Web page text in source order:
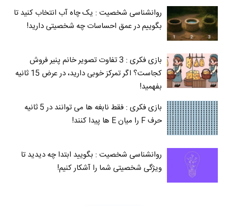
روانشناسی شخصیت : یک چاه آب انتخاب کنید تا
بگوییم در عمق احساسات چه شخصیتی دارید!
بازی فکری : 3 تفاوت تصویر خانم پنیر فروش
کجاست؟ اگر تمرکز خوبی دارید، در عرض 15 ثانیه
بفهمید!
بازی فکری : فقط نابغه ها می توانند در 5 ثانیه
حرف F را میان E‌ ها پیدا کنند!
روانشناسی شخصیت : بگویید ابتدا چه دیدید تا
ویژگی شخصیتی شما را آشکار کنیم!